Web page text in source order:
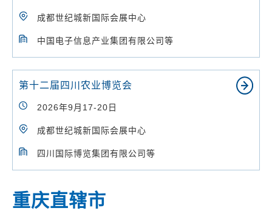
成都世纪城新国际会展中心
中国电子信息产业集团有限公司等
第十二届四川农业博览会
2026年9月17-20日
成都世纪城新国际会展中心
四川国际博览集团有限公司等
重庆直辖市